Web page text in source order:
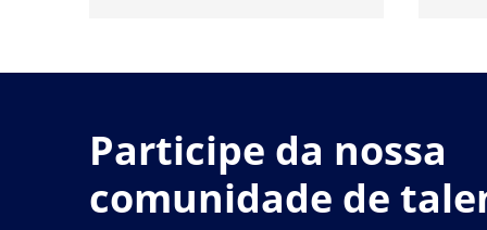
Participe da nossa
comunidade de